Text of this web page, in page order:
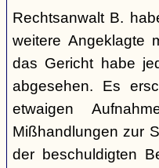
Rechtsanwalt B.
weitere Angeklagte
das Gericht habe
abgesehen. Es
etwaigen
Mißhandlungen zur
der beschuldigten